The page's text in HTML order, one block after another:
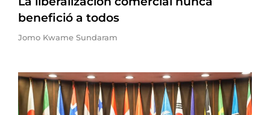
benefició a todos
Jomo Kwame Sundaram